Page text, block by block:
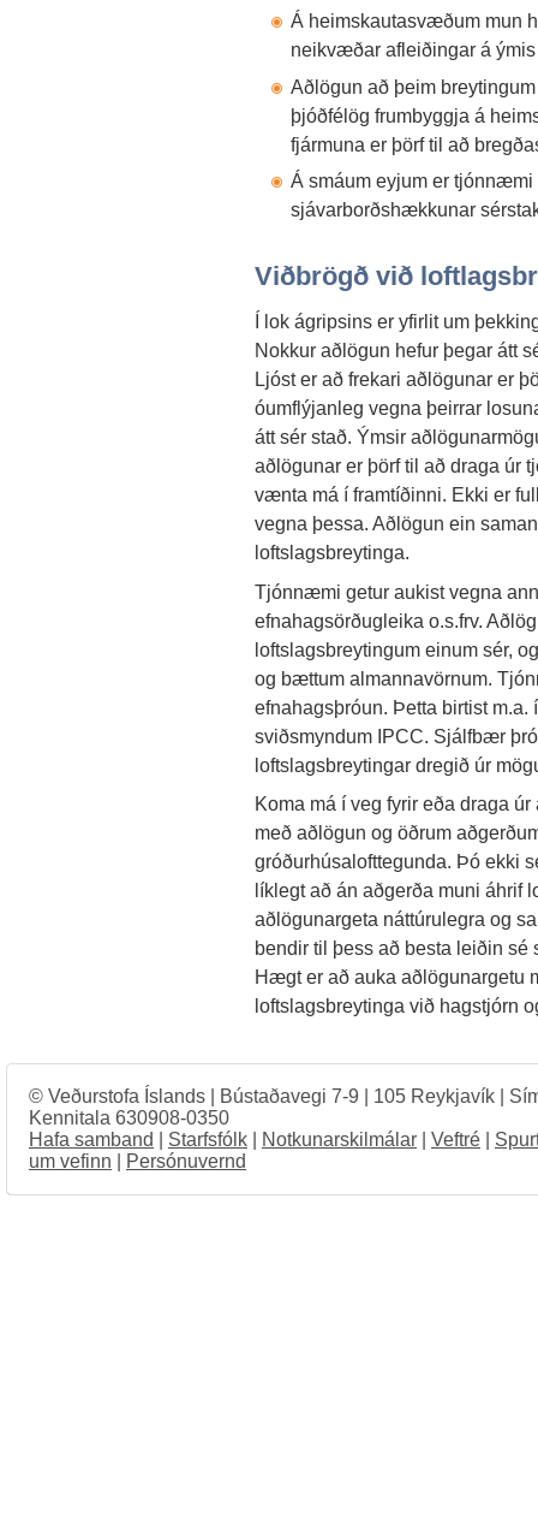
Á heimskautasvæðum mun
neikvæðar afleiðingar á
Aðlögun að þeim
þjóðfélög frumbyggja á
fjármuna er þörf til að
Á smáum eyjum er
sjávarborðshækkunar
Viðbrögð við
Í lok ágripsins er yfirlit um
Nokkur aðlögun hefur þegar átt
Ljóst er að frekari aðlögunar er
óumflýjanleg vegna þeirrar
átt sér stað. Ýmsir
aðlögunar er þörf til að draga úr
vænta má í framtíðinni. Ekki er
vegna þessa. Aðlögun ein
loftslagsbreytinga.
Tjónnæmi getur aukist vegna
efnahagsörðugleika o.s.frv.
loftslagsbreytingum einum sér,
og bættum almannavörnum.
efnahagsþróun. Þetta birtist
sviðsmyndum IPCC. Sjálfbær
loftslagsbreytingar dregið úr
Koma má í veg fyrir eða draga
með aðlögun og öðrum
gróðurhúsalofttegunda. Þó ekki
líklegt að án aðgerða muni áhrif
aðlögunargeta náttúrulegra og
bendir til þess að besta leiðin
Hægt er að auka aðlögunargetu
loftslagsbreytinga við hagstjórn
© Veðurstofa Íslands | Bústaðavegi 7-9 | 105 Reykjavík |
Kennitala 630908-0350
Hafa samband
Starfsfólk Notkunarskilmálar Veftré
um vefinn
Persónuvernd